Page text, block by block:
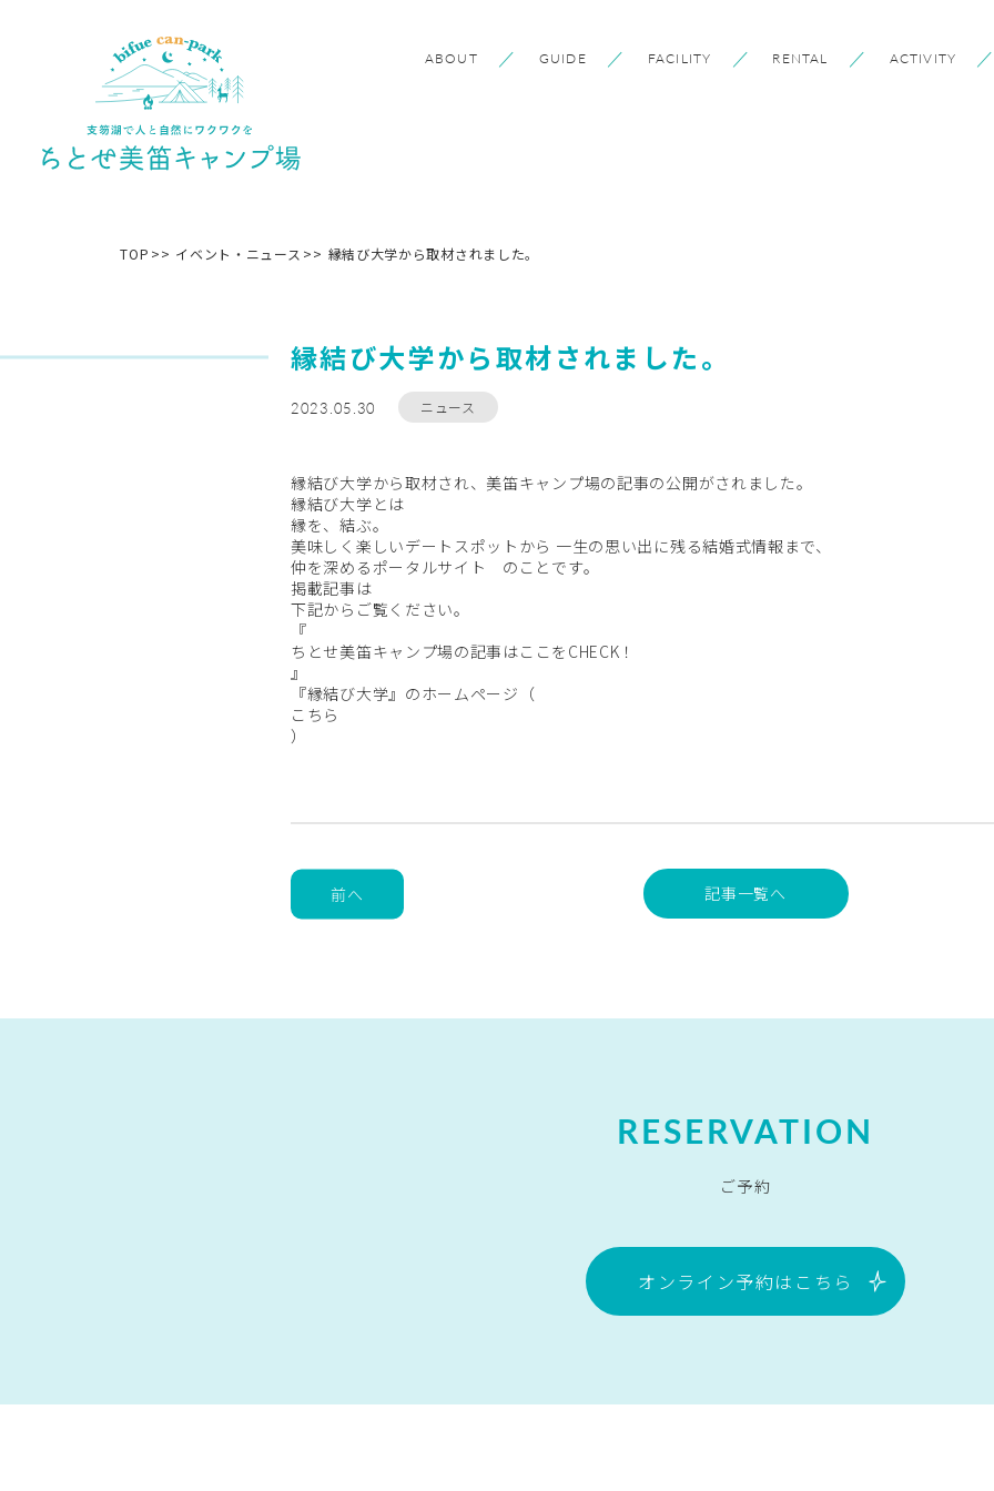
ABOUT GUIDE FACILITY RENTAL ACTIVITY
TOP イベント・ニュース 縁結び大学から取材されました。
縁結び大学から取材されました。
2023.05.30 ニュース
縁結び大学から取材され、美笛キャンプ場の記事の公開がされました。
縁結び大学とは
縁を、結ぶ。
美味しく楽しいデートスポットから 一生の思い出に残る結婚式情報まで、
仲を深めるポータルサイト のことです。
掲載記事は
下記からご覧ください。
『
ちとせ美笛キャンプ場の記事はここをCHECK！
』
『縁結び大学』のホームページ（
こちら
）
前へ 記事一覧へ
RESERVATION
ご予約
オンライン予約はこちら